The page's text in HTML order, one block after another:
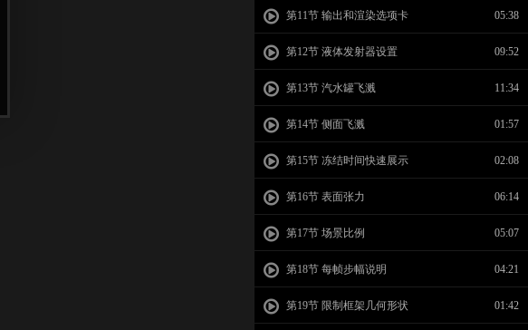
第11节 输出和渲染选项卡 05:38
第12节 液体发射器设置 09:52
第13节 汽水罐飞溅 11:34
第14节 侧面飞溅 01:57
第15节 冻结时间快速展示 02:08
第16节 表面张力 06:14
第17节 场景比例 05:07
第18节 每帧步幅说明 04:21
第19节 限制框架几何形状 01:42